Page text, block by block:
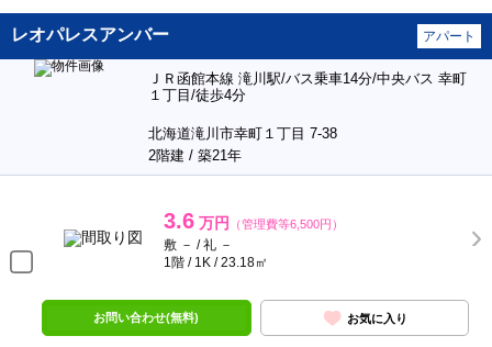
レオパレスアンバー アパート
ＪＲ函館本線 滝川駅/バス乗車14分/中央バス 幸町
１丁目/徒歩4分
北海道滝川市幸町１丁目 7-38
2階建 / 築21年
3.6 万円 （管理費等6,500円）
敷 － / 礼 －
1階 / 1K / 23.18㎡
お問い合わせ(無料) お気に入り